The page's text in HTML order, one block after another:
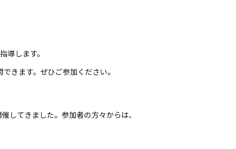
導します。
きます。ぜひご参加ください。
してきました。参加者の方々からは、